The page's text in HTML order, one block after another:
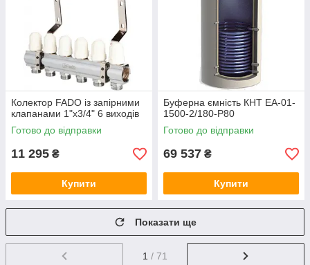
Колектор FADO із запірними
клапанами 1"х3/4" 6 виходів
Готово до відправки
11 295 ₴
Купити
Буферна ємність КНТ ЕА-01-
1500-2/180-P80
Готово до відправки
69 537 ₴
Купити
Показати ще
1 / 71